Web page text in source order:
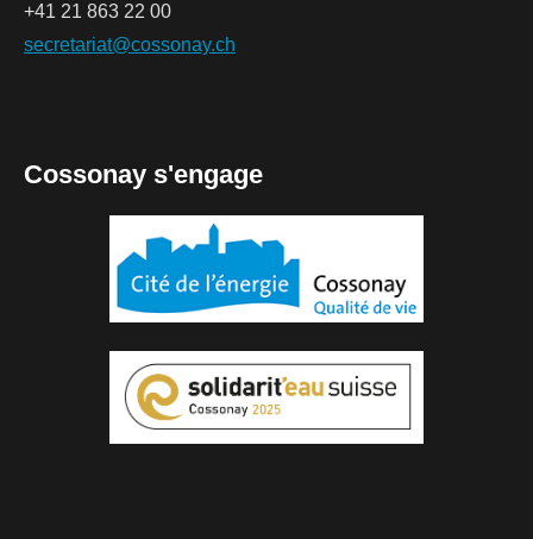
+41 21 863 22 00
secretariat@cossonay.ch
Cossonay s'engage